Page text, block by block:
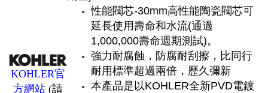
KOHLER官
方網站 (請
性能閥芯-30mm高性能陶瓷閥芯可
延長使用壽命和水流(通過
1,000,000壽命週期測試)。
強力耐腐蝕，防腐耐刮擦，比同行
耐用標準超過兩倍，歷久彌新
本產品是以KOHLER全新PVD電鍍